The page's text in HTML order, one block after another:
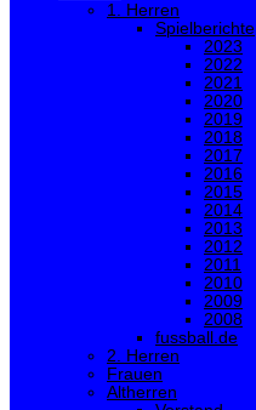
1. Herren
Spielberichte
2023
2022
2021
2020
2019
2018
2017
2016
2015
2014
2013
2012
2011
2010
2009
2008
fussball.de
2. Herren
Frauen
Altherren